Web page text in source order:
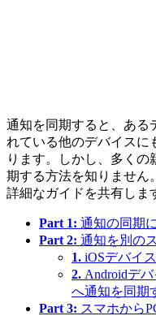
通知を同期すると、ある
れている他のデバイスに
ります。しかし、多くの
期する方法を知りません
詳細なガイドを共有しま
Part 1: 通知の同期
Part 2: 通知を別の
1. iOSデバイ
2. Androidデ
へ通知を同期
Part 3: スマホから